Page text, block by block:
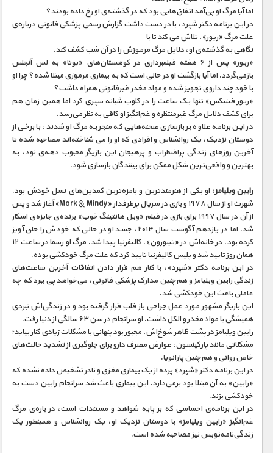
اما آیا مرگ او پی‌آمد اتفاق‌هایی بود که در گذشته‌ی او رخ داده بودند؟
در این برنامه دکتر شپرد، با در دست داشت گزارش رسمی پزشکی قانونی درباره‌ی
علت مرگ «ریور»، تلاش می کند تا با
نگاهی به گذشته‌ی او، دلایل مرگ مرموزش را در آن شب کشف کند.
«ریور» پس از ۶ هفته فیلمبرداری در کوهستان‌های «یوتا» به لس آنجلس
بازمی‌گردد. اما آیا بازگشت او در حالی است که به بیماری مرموزی مبتلا شده؟ چرا او
با خود چند داروی تجویز شده و مواد مخدر غیرقانونی همراه داشت؟
«ریور فینیکس» تنها یک ساعت را در کلوب شبانه سپری کرد اما همین زمان هم
برای کشف دلایل مرگ غیرمنتظره و غم‌انگیز او کافی به نظر می‌رسد.
در این برنامه علاوه بر بازسازی صحنه‌هایی که منجر به مرگ او شدند، با برخی از
دوستان نزدیک، یک روانشناس و افرادی که او را می شناخته‌اند مصاحبه شده تا
آخرین روزهای زندگی پراضطراب و پرهیجان این بازیگر محبوب دهه‌ی نود، به
بهترین و واقعی‌ترین شکل ممکن برای بینندگان بازسازی شود.
رابین ویلیامز: او یکی از هنرمندترین و بامزه‌ترین کمدین‌های نسل خودش بود.
شهرت او از سال ۱۹۷۸ و بازی در سریال پرطرفدار «Mork & Mindy» آغاز شد و پس
از آن در سال ۱۹۹۷ برای بازی در فیلم «ویل هانتینگ خوب» برنده‌ی جایزه‌ی اسکار
شد. اما در یازدهم آگوست سال ۲۰۱۴، جسد او در حالی که خودش را حلق آویز
کرده بود، در خانه‌اش در «تیبورون»، کالیفرنیا پیدا شد. مرگ او رسما در ساعت ۱۲
همان روز تایید شد و پلیس کالیفرنیا تایید کرد که علت مرگ خودکشی بوده.
در این برنامه دکتر «شپرد»، با کنار هم قرار دادن اتفاقات آخرین ساعت‌های
زندگی رابین ویلیامز و هم‌چنین مدارک پزشکی قانونی، می‌خواهد پی ببرد که چه
عاملی باعث این خودکشی شد.
این بازیگر مشهور مورد عمل جراحی باز قلب قرار گرفته بود و در زندگی‌اش نبردی
همیشگی با مواد مخدر و الکل داشت. او سرانجام در سن ۶۳ سالگی از دنیا رفت.
رابین ویلیامز در پشت ظاهر شوخ‌اش، مجبور بود پنهانی با مشکلات زیادی کنار بیاید؛
مشکلاتی مانند پارکینسون، عوارض مصرف دارو برای جلوگیری از تشدید حالت‌های
خاص روانی و هم‌چنین پارانویا.
در این برنامه دکتر «شپرد» پرده از یک بیماری مغزی و نادر تشخیص داده نشده که
«رابین» به آن مبتلا بود برمی‌دارد. این بیماری باعث شد سرانجام رابین دست به
خودکشی بزند.
در این برنامه‌ی احساسی که بر پایه شواهد و مستندات است، در باره‌ی مرگ
غم‌انگیز «رابین ویلیامز» با دوستان نزدیک او، یک روانشناس و همینطور یک
زندگی‌نامه‌نویس نیز مصاحبه شده است.